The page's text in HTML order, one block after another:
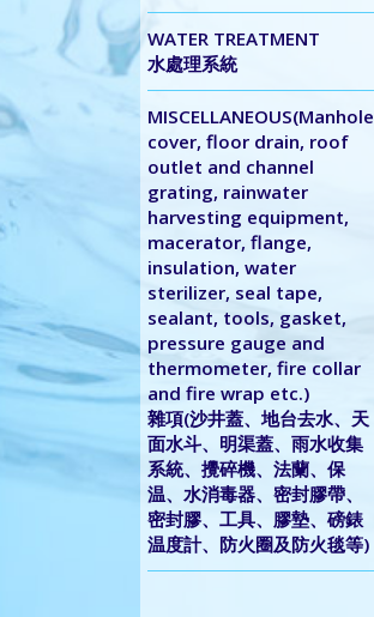
WATER TREATMENT
水處理系統
MISCELLANEOUS(Manhole
cover, floor drain, roof
outlet and channel
grating, rainwater
harvesting equipment,
macerator, flange,
insulation, water
sterilizer, seal tape,
sealant, tools, gasket,
pressure gauge and
thermometer, fire collar
and fire wrap etc.)
雜項(沙井蓋、地台去水、天
面水斗、明渠蓋、雨水收集
系統、攪碎機、法蘭、保
温、水消毒器、密封膠帶、
密封膠、工具、膠墊、磅錶
温度計、防火圈及防火毯等)